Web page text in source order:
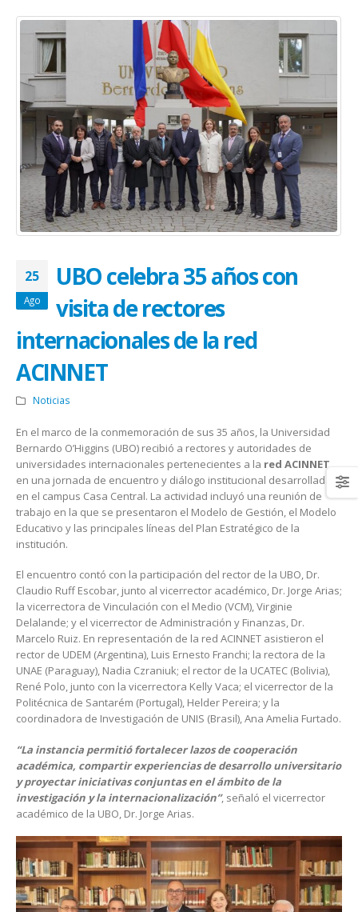
25
Ago
UBO celebra 35 años con
visita de rectores
internacionales de la red
ACINNET
Noticias
En el marco de la conmemoración de sus 35 años, la Universidad
Bernardo O’Higgins (UBO) recibió a rectores y autoridades de
universidades internacionales pertenecientes a la red ACINNET
en una jornada de encuentro y diálogo institucional desarrollada
en el campus Casa Central. La actividad incluyó una reunión de
trabajo en la que se presentaron el Modelo de Gestión, el Modelo
Educativo y las principales líneas del Plan Estratégico de la
institución.
El encuentro contó con la participación del rector de la UBO, Dr.
Claudio Ruff Escobar, junto al vicerrector académico, Dr. Jorge Arias;
la vicerrectora de Vinculación con el Medio (VCM), Virginie
Delalande; y el vicerrector de Administración y Finanzas, Dr.
Marcelo Ruiz. En representación de la red ACINNET asistieron el
rector de UDEM (Argentina), Luis Ernesto Franchi; la rectora de la
UNAE (Paraguay), Nadia Czraniuk; el rector de la UCATEC (Bolivia),
René Polo, junto con la vicerrectora Kelly Vaca; el vicerrector de la
Politécnica de Santarém (Portugal), Helder Pereira; y la
coordinadora de Investigación de UNIS (Brasil), Ana Amelia Furtado.
“La instancia permitió fortalecer lazos de cooperación
académica, compartir experiencias de desarrollo universitario
y proyectar iniciativas conjuntas en el ámbito de la
investigación y la internacionalización”, señaló el vicerrector
académico de la UBO, Dr. Jorge Arias.